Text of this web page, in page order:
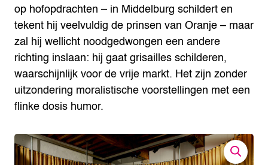
op hofopdrachten – in Middelburg schildert en
tekent hij veelvuldig de prinsen van Oranje – maar
zal hij wellicht noodgedwongen een andere
richting inslaan: hij gaat grisailles schilderen,
waarschijnlijk voor de vrije markt. Het zijn zonder
uitzondering moralistische voorstellingen met een
flinke dosis humor.